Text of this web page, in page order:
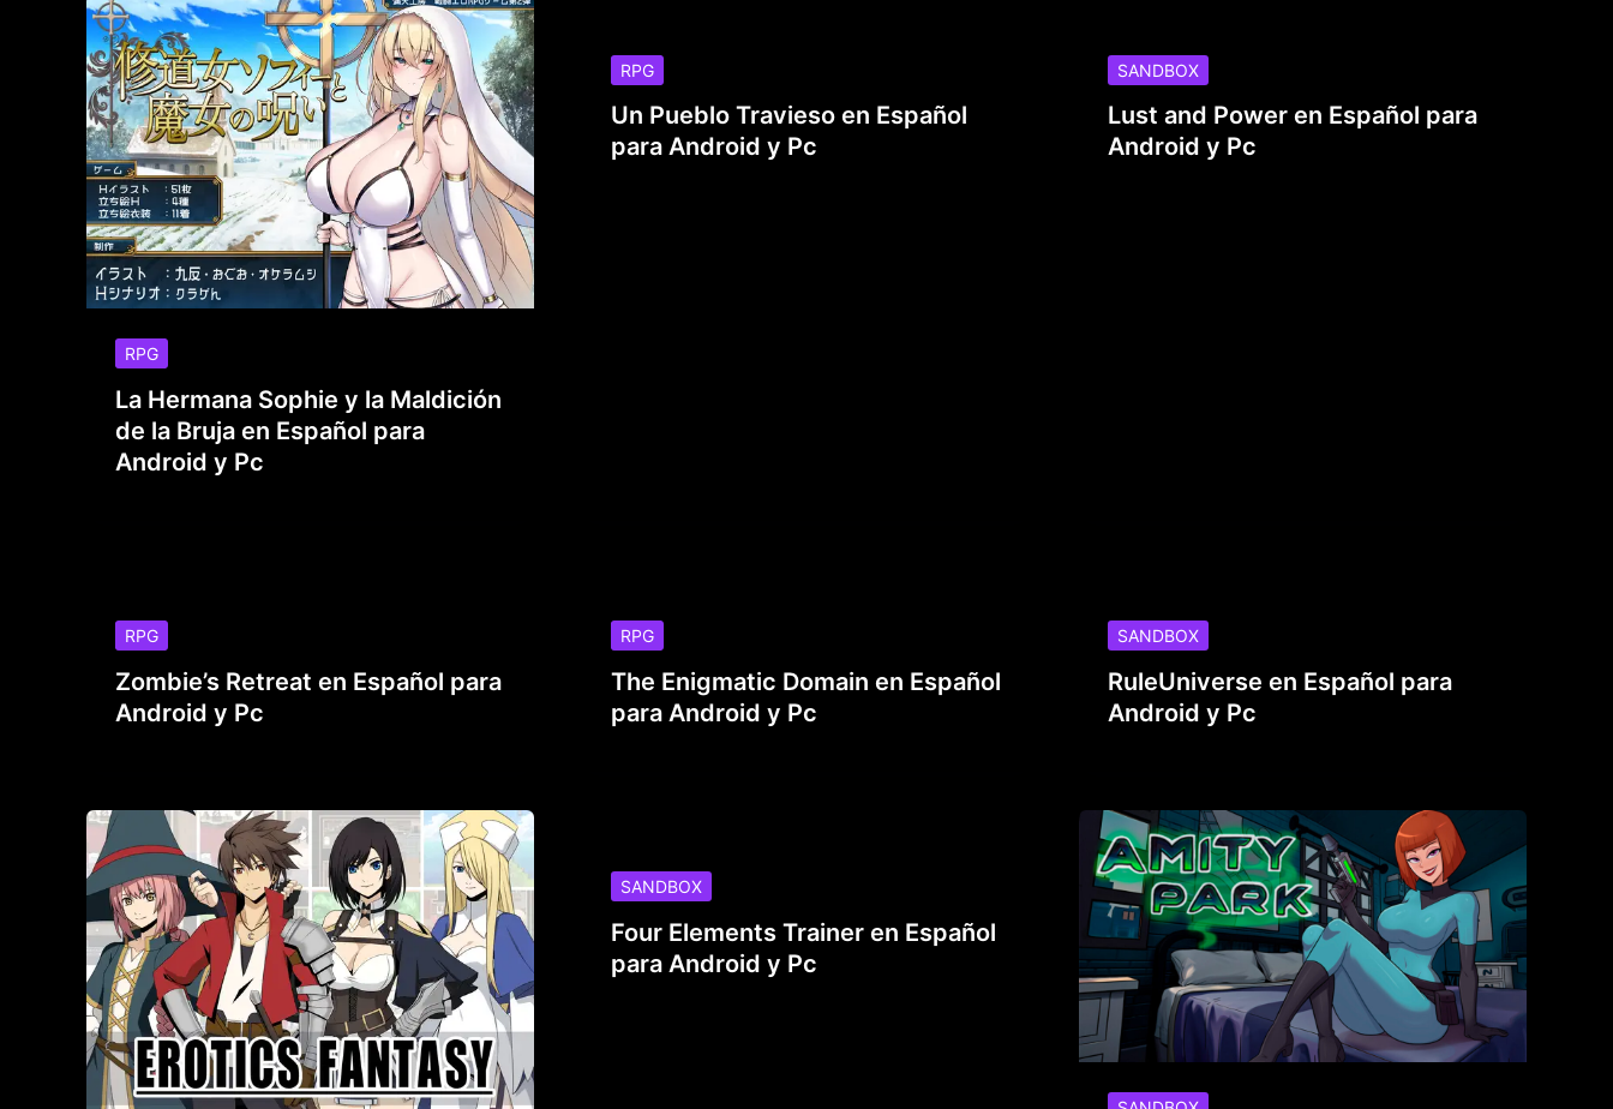
RPG
La Hermana Sophie y la Maldición
de la Bruja en Español para
Android y Pc
RPG
Un Pueblo Travieso en Español
para Android y Pc
SANDBOX
Lust and Power en Español para
Android y Pc
RPG
Zombie’s Retreat en Español para
Android y Pc
RPG
The Enigmatic Domain en Español
para Android y Pc
SANDBOX
RuleUniverse en Español para
Android y Pc
SANDBOX
Four Elements Trainer en Español
para Android y Pc